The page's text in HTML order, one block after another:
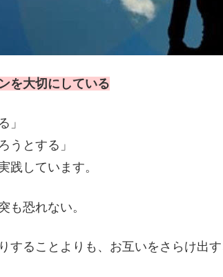
を大切にしている
」
うとする」
践しています。
も恐れない。
することよりも、お互いをさらけ出